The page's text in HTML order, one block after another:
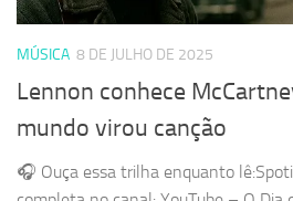
MÚSICA 8 DE JULHO DE 2025
Lennon conhece
mundo virou canção
🎧 Ouça essa trilha enquanto